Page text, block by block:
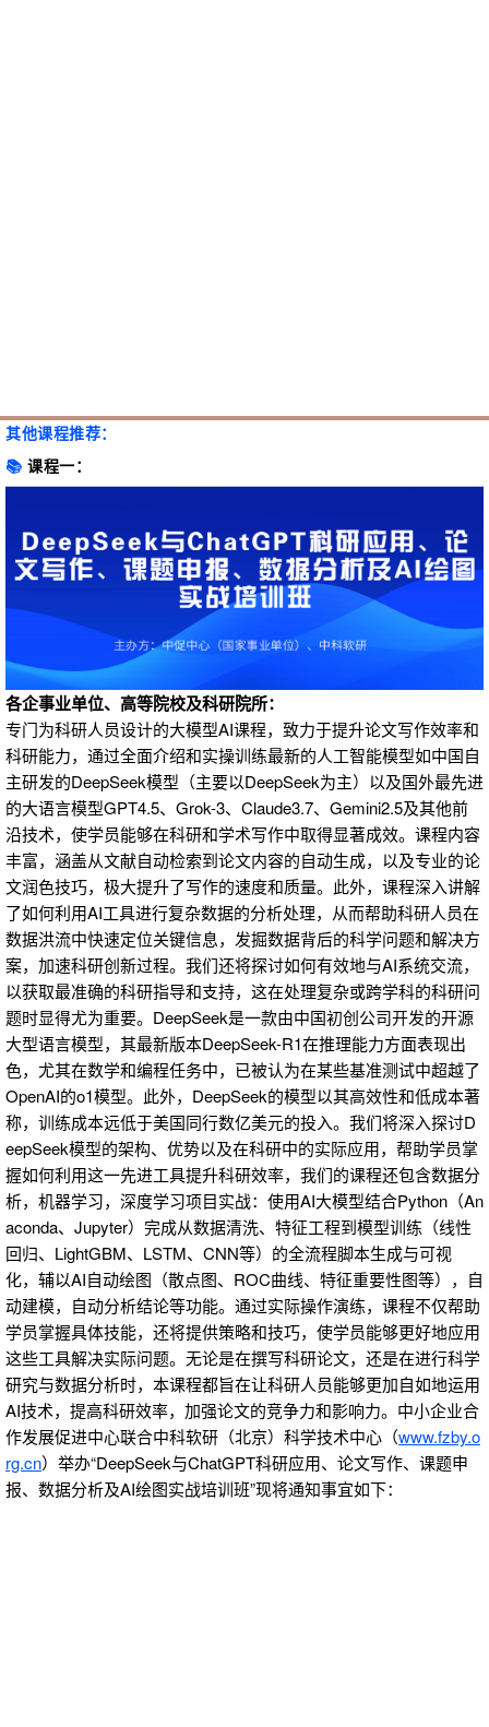
其他课程推荐：
📚课程一：
各企事业单位、高等院校及科研院所：
专门为科研人员设计的大模型AI课程，致力于提升论文写作效率和
科研能力，通过全面介绍和实操训练最新的人工智能模型如中国自
主研发的DeepSeek模型（主要以DeepSeek为主）以及国外最先进
的大语言模型GPT4.5、Grok-3、Claude3.7、Gemini2.5及其他前
沿技术，使学员能够在科研和学术写作中取得显著成效。课程内容
丰富，涵盖从文献自动检索到论文内容的自动生成，以及专业的论
文润色技巧，极大提升了写作的速度和质量。此外，课程深入讲解
了如何利用AI工具进行复杂数据的分析处理，从而帮助科研人员在
数据洪流中快速定位关键信息，发掘数据背后的科学问题和解决方
案，加速科研创新过程。我们还将探讨如何有效地与AI系统交流，
以获取最准确的科研指导和支持，这在处理复杂或跨学科的科研问
题时显得尤为重要。DeepSeek是一款由中国初创公司开发的开源
大型语言模型，其最新版本DeepSeek-R1在推理能力方面表现出
色，尤其在数学和编程任务中，已被认为在某些基准测试中超越了
OpenAI的o1模型。此外，DeepSeek的模型以其高效性和低成本著
称，训练成本远低于美国同行数亿美元的投入。我们将深入探讨D
eepSeek模型的架构、优势以及在科研中的实际应用，帮助学员掌
握如何利用这一先进工具提升科研效率，我们的课程还包含数据分
析，机器学习，深度学习项目实战：使用AI大模型结合Python（An
aconda、Jupyter）完成从数据清洗、特征工程到模型训练（线性
回归、LightGBM、LSTM、CNN等）的全流程脚本生成与可视
化，辅以AI自动绘图（散点图、ROC曲线、特征重要性图等），自
动建模，自动分析结论等功能。通过实际操作演练，课程不仅帮助
学员掌握具体技能，还将提供策略和技巧，使学员能够更好地应用
这些工具解决实际问题。无论是在撰写科研论文，还是在进行科学
研究与数据分析时，本课程都旨在让科研人员能够更加自如地运用
AI技术，提高科研效率，加强论文的竞争力和影响力。中小企业合
作发展促进中心联合中科软研（北京）科学技术中心（www.fzby.o
rg.cn）举办“DeepSeek与ChatGPT科研应用、论文写作、课题申
报、数据分析及AI绘图实战培训班”现将通知事宜如下：